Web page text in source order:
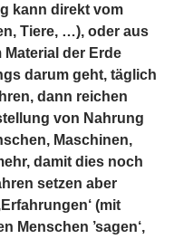
kann direkt vom
Tiere, …), oder aus
Material der Erde
darum geht, täglich
dann reichen
von Nahrung
Maschinen,
damit dies noch
setzen aber
(mit
Menschen ’sagen‘,